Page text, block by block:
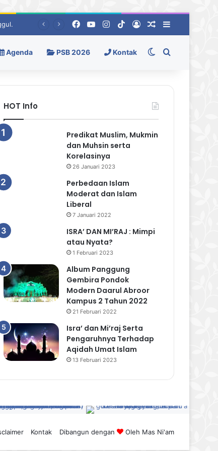
FacebookYouTubeInstagram
TikTokLog InRandom Berita
Agenda PSB 2026 Kontak Switch skin
Pencarian
HOT Info
Predikat Muslim, Mukmin
dan Muhsin serta
Korelasinya
26 Januari 2023
Perbedaan Islam
Moderat dan Islam
Liberal
7 Januari 2022
ISRA’ DAN MI’RAJ : Mimpi
atau Nyata?
1 Februari 2023
Album Panggung
Gembira Pondok
Modern Daarul Abroor
Kampus 2 Tahun 2022
21 Februari 2022
Isra’ dan Mi’raj Serta
Pengaruhnya Terhadap
Aqidah Umat Islam
13 Februari 2023
Dibangun dengan Oleh Mas Ni'am
Kontak